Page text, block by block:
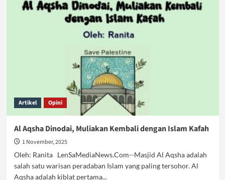
Terancam
Runtuh,
Artikel Opini
Al Aqsha Dinodai, Muliakan Kembali dengan Islam Kafah
1 November, 2025
Oleh: Ranita LenSaMediaNews.Com--Masjid Al Aqsha adalah
salah satu warisan peradaban Islam yang paling tersohor. Al
Aqsha adalah kiblat pertama...